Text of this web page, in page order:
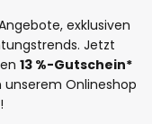
exklusiven
Jetzt
13 %-Gutschein*
unserem Onlineshop